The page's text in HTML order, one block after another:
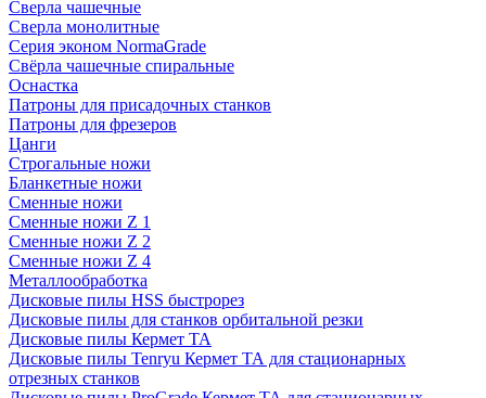
Сверла чашечные
Сверла монолитные
Серия эконом NormaGrade
Свёрла чашечные спиральные
Оснастка
Патроны для присадочных станков
Патроны для фрезеров
Цанги
Строгальные ножи
Бланкетные ножи
Сменные ножи
Сменные ножи Z 1
Сменные ножи Z 2
Сменные ножи Z 4
Металлообработка
Дисковые пилы HSS быстрорез
Дисковые пилы для станков орбитальной резки
Дисковые пилы Кермет ТА
Дисковые пилы Tenryu Кермет ТА для стационарных
отрезных станков